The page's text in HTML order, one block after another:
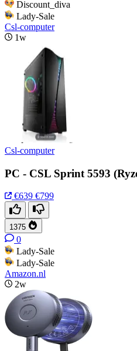
Discount_diva
Lady-Sale
Csl-computer
1w
Csl-computer
PC - CSL Sprint 5593
€639 €799
1375
0
Lady-Sale
Lady-Sale
Amazon.nl
2w